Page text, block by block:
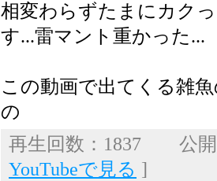
相変わらずたまにカク
す...雷マント重かった...
この動画で出てくる雑
の
再生回数：1837 公
YouTubeで見る ]